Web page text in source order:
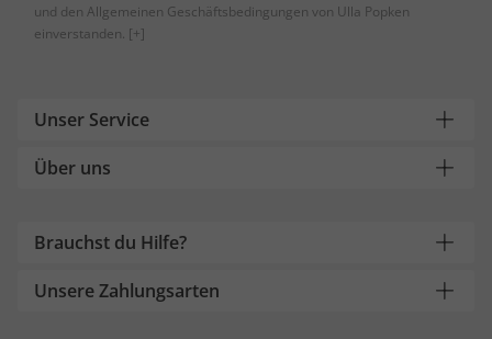
und den Allgemeinen Geschäftsbedingungen von Ulla Popken
einverstanden. [+]
Unser Service
Über uns
Brauchst du Hilfe?
Unsere Zahlungsarten